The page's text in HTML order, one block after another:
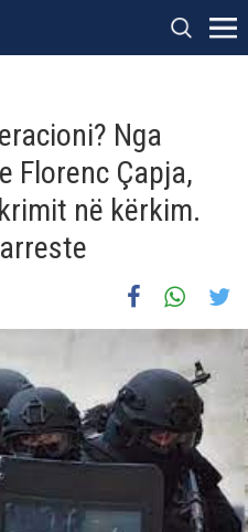
Nga
Florenc Çapja,
në kërkim.